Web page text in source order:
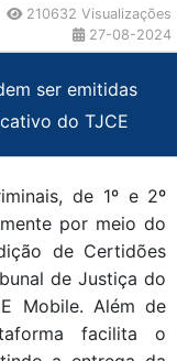
210632 Visualizações
27-08-2024
ser emitidas
do TJCE
de 1º e 2º
por meio do
de Certidões
de Justiça do
Mobile. Além de
facilita o